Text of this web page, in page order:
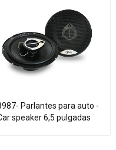
Parlantes para auto -
speaker 6,5 pulgadas